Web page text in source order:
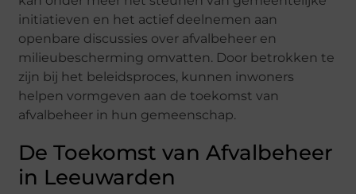
initiatieven en het actief deelnemen aan
openbare discussies over afvalbeheer en
milieubescherming omvatten. Door betrokken te
zijn bij het beleidsproces, kunnen inwoners
helpen vormgeven aan de toekomst van
afvalbeheer in hun gemeenschap.
De Toekomst van Afvalbeheer
in Leeuwarden